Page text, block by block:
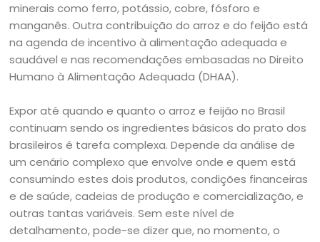
minerais como ferro, potássio, cobre, fósforo e
manganês. Outra contribuição do arroz e do feijão está
na agenda de incentivo à alimentação adequada e
saudável e nas recomendações embasadas no Direito
Humano à Alimentação Adequada (DHAA).
Expor até quando e quanto o arroz e feijão no Brasil
continuam sendo os ingredientes básicos do prato dos
brasileiros é tarefa complexa. Depende da análise de
um cenário complexo que envolve onde e quem está
consumindo estes dois produtos, condições financeiras
e de saúde, cadeias de produção e comercialização, e
outras tantas variáveis. Sem este nível de
detalhamento, pode-se dizer que, no momento, o